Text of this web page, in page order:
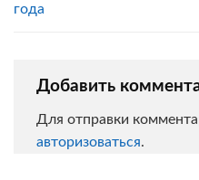
года
Добавить
Для отправки
авторизоваться.